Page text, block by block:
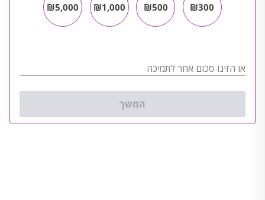
₪300
₪500
₪1,000
₪5,000
או הזינו סכום אחר לתמיכה
המשך